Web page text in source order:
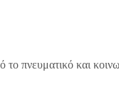
πνευματικό και